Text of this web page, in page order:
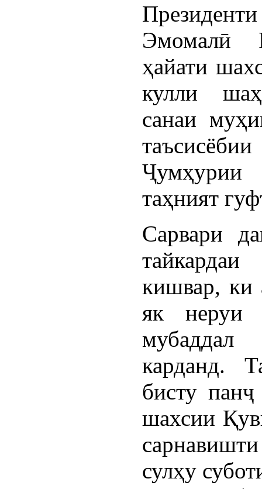
Эмомалӣ
ҳайати
кулли
санаи
таҳният
Сарвари
кишвар, ки
як неруи
мубаддал
карданд.
бисту
шахсии
сулҳу